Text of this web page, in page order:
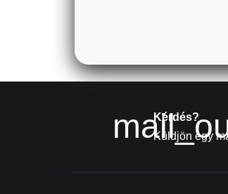
Kérdés?
Küldjön egy